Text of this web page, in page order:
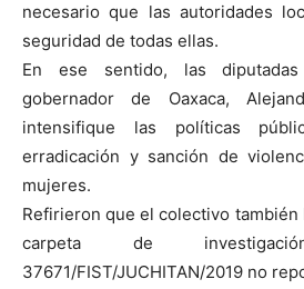
necesario que las autoridades
seguridad de todas ellas.
En ese sentido, las
gobernador de Oaxaca,
intensifique las políticas
erradicación y sanción de
mujeres.
Refirieron que el colectivo también
carpeta de
37671/FIST/JUCHITAN/2019 no